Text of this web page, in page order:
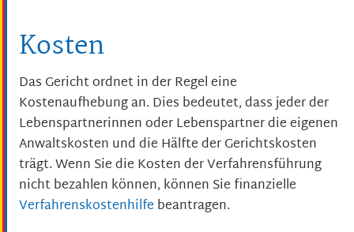
Kosten
Das Gericht ordnet in der Regel eine
Kostenaufhebung an. Dies bedeutet, dass jeder der
Lebenspartnerinnen oder Lebenspartner die eigenen
Anwaltskosten und die Hälfte der Gerichtskosten
trägt. Wenn Sie die Kosten der Verfahrensführung
nicht bezahlen können, können Sie finanzielle
Verfahrenskostenhilfe beantragen.